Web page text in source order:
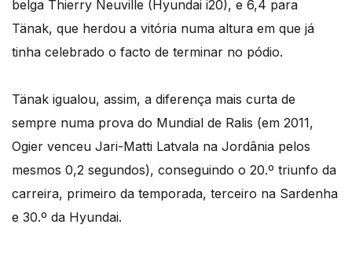
belga Thierry Neuville (Hyundai i20), e 6,4 para
Tänak, que herdou a vitória numa altura em que já
tinha celebrado o facto de terminar no pódio.
Tänak igualou, assim, a diferença mais curta de
sempre numa prova do Mundial de Ralis (em 2011,
Ogier venceu Jari-Matti Latvala na Jordânia pelos
mesmos 0,2 segundos), conseguindo o 20.º triunfo da
carreira, primeiro da temporada, terceiro na Sardenha
e 30.º da Hyundai.